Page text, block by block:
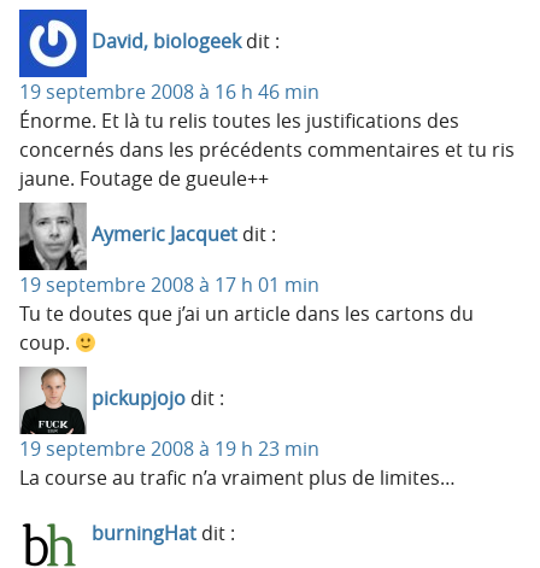
David, biologeek dit :
19 septembre 2008 à 16 h 46 min
Énorme. Et là tu relis toutes les justifications des
concernés dans les précédents commentaires et tu ris
jaune. Foutage de gueule++
Aymeric Jacquet dit :
19 septembre 2008 à 17 h 01 min
Tu te doutes que j’ai un article dans les cartons du
coup.
pickupjojo dit :
19 septembre 2008 à 19 h 23 min
La course au trafic n’a vraiment plus de limites…
burningHat dit :